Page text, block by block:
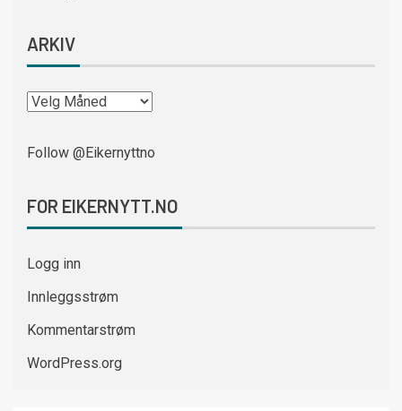
ARKIV
Follow @Eikernyttno
FOR EIKERNYTT.NO
Logg inn
Innleggsstrøm
Kommentarstrøm
WordPress.org